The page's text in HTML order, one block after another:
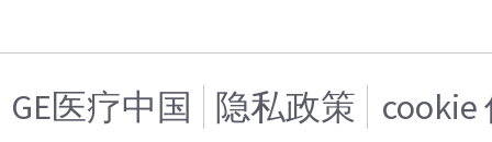
GE医疗中国 隐私政策 cookie